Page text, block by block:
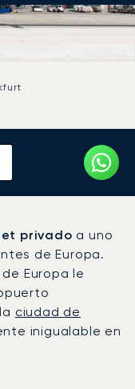
al
privado a uno
de Europa.
Europa le
ciudad de
inigualable en